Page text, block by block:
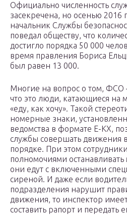
Официально численность
засекречена, но осенью 2016
начальник Службы
поведал обществу, что
достигло порядка 50 000
время правления Бориса
был равен 13 000.
Многие на вопрос о том, ФСО
что это люди, катающиеся на
«еду, как хочу». Такой
номерные знаки,
ведомства в формате Е-КХ,
службы совершать движения
порядке. При этом
полномочиями
они едут с включенными
сиреной. И даже если
подразделения нарушит
движения, то инспектор
составить рапорт и передать